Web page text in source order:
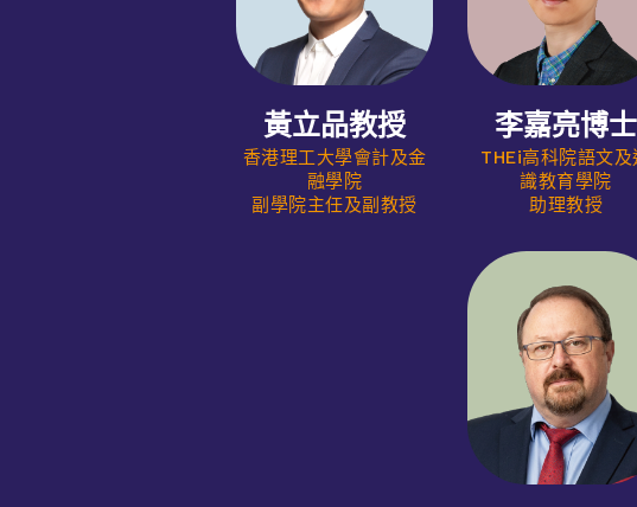
黃立品教授
香港理工大學會計及金
融學院
副學院主任及副教授
李嘉亮博士
THEi高科院語文及
識教育學院
助理教授